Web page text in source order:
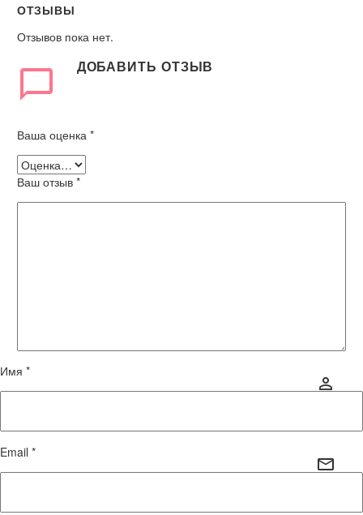
ОТЗЫВЫ
Отзывов пока нет.
ДОБАВИТЬ ОТЗЫВ
Ваша оценка *
Ваш отзыв *
Имя *
Email *